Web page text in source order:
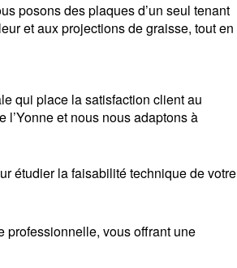
posons des plaques d’un seul tenant
et aux projections de graisse, tout en
qui place la satisfaction client au
et nous nous adaptons à
étudier la faisabilité technique de votre
professionnelle, vous offrant une